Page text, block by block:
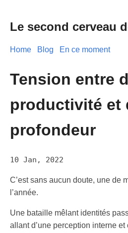
Le second cerveau
Home Blog En ce moment
Tension entre
productivité et
profondeur
10 Jan, 2022
C’est sans aucun doute, une de
l’année.
Une bataille mêlant identités
allant d’une perception interne